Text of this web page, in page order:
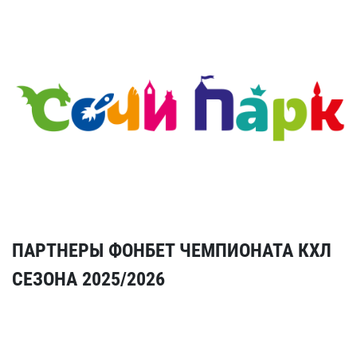
ПАРТНЕРЫ ФОНБЕТ ЧЕМПИОНАТА КХЛ
СЕЗОНА 2025/2026